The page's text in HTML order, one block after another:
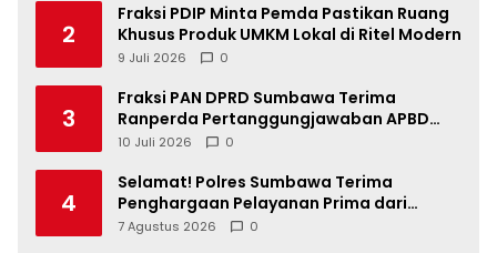
2
Fraksi PDIP Minta Pemda Pastikan Ruang
Khusus Produk UMKM Lokal di Ritel Modern
9 Juli 2026 0
3
Fraksi PAN DPRD Sumbawa Terima
Ranperda Pertanggungjawaban APBD
2025, Soroti SILPA Rp201,68 Miliar dan
10 Juli 2026 0
4
Selamat! Polres Sumbawa Terima
Penghargaan Pelayanan Prima dari
Kapolri
7 Agustus 2026 0